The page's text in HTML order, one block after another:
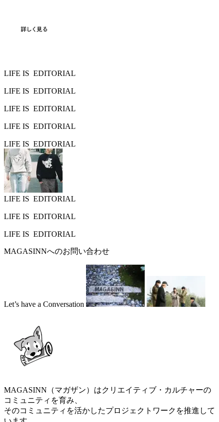
LIFE IS EDITORIAL
LIFE IS EDITORIAL
LIFE IS EDITORIAL
LIFE IS EDITORIAL
LIFE IS EDITORIAL
LIFE IS EDITORIAL
LIFE IS EDITORIAL
LIFE IS EDITORIAL
MAGASINNへのお問い合わせ
Let’s have a Conversation
MAGASINN（マガザン）はクリエイティブ・カルチャーの
コミュニティを育み、
そのコミュニティを活かしたプロジェクトワークを推進して